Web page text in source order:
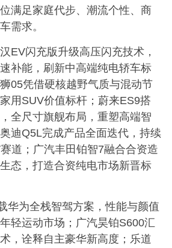
满足家庭代步、潮流个性、商
需求。
EV闪充版升级高压闪充技术，
补能，刷新中高端纯电轿车标
05凭借硬核越野气质与混动节
用SUV价值标杆；蔚来ES9搭
全尺寸旗舰布局，重塑高端智
迪Q5L完成产品全面迭代，持续
道；广汽丰田铂智7融合合资造
态，打造合资纯电市场新晋标
华为全栈智驾方案，性能与颜值
轻运动市场；广汽昊铂S600汇
，诠释自主豪华新高度；乐道